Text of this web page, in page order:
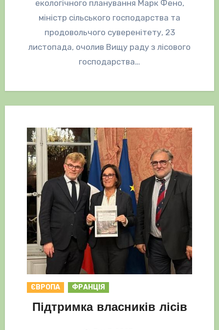
екологічного планування Марк Фено,
міністр сільського господарства та
продовольчого суверенітету, 23
листопада, очолив Вищу раду з лісового
господарства…
ЄВРОПА ФРАНЦІЯ
Підтримка власників лісів